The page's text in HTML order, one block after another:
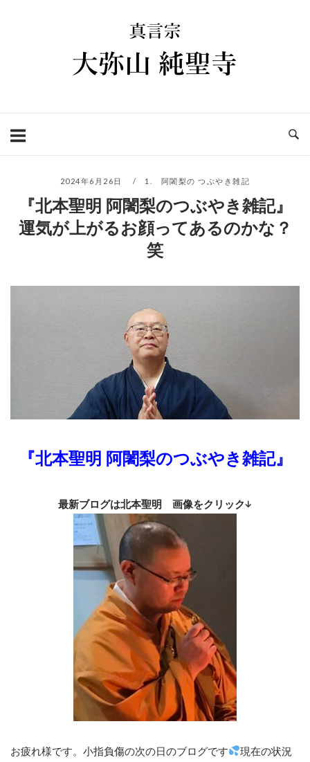
2024年6月26日 1. 阿闍梨の つぶやき雑記
『北本聖明 阿闍梨のつぶやき雑記』
運気が上がるお顔ってあるのかな？
笑
『北本聖明 阿闍梨のつぶやき雑記』
最新ブログは北本聖明 画像をクリック↓
お疲れ様です。小指負傷の次の日のブログです
現在の状況